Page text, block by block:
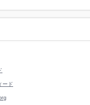
ード